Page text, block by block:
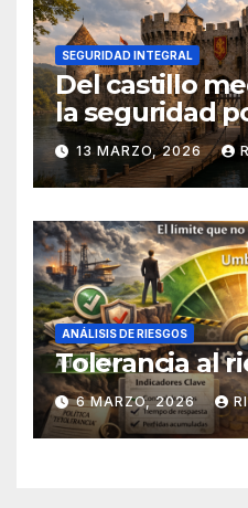
SEGURIDAD INTEGRAL
Del castillo
la seguridad
13 MARZO, 2026
ANÁLISIS DE RIESGOS
Tolerancia al
6 MARZO, 2026